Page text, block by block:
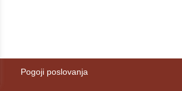
Pogoji poslovanja